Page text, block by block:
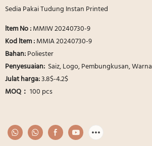
Sedia Pakai Tudung Instan Printed
ltem No :MMIW 20240730-9
Kod ltem :MMIA 20240730-9
Bahan:Poliester
Penyesuaian: Saiz, Logo, Pembungkusan, Warna
Julat harga:3.8$-4.2$
MOQ： 100 pcs